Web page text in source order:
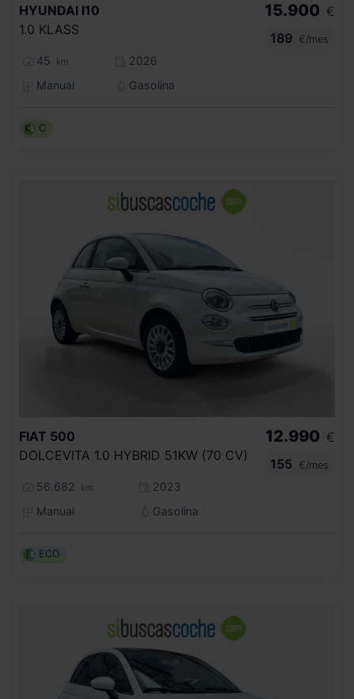
HYUNDAI I10
1.0 KLASS
45 km
2026
Manual
Gasolina
15.900 €
189
€/mes
C
FIAT 500
DOLCEVITA 1.0 HYBRID 51KW (70 CV)
56.682 km
2023
Manual
Gasolina
12.990 €
155
€/mes
ECO